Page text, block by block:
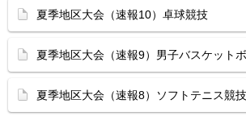
夏季地区大会（速報10）卓球競技
夏季地区大会（速報9）男子バスケット
夏季地区大会（速報8）ソフトテニス競